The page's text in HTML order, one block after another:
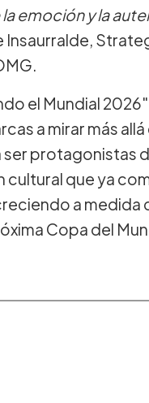
emoción y la
Insaurralde,
el Mundial
a mirar más
protagonistas
cultural que ya
a medida
Copa del